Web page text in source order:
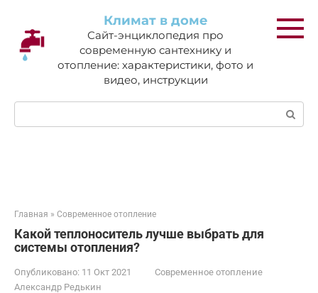
контенту
Климат в доме
Сайт-энциклопедия про
современную сантехнику и
отопление: характеристики, фото и
видео, инструкции
Поиск:
Главная » Современное отопление
Какой теплоноситель лучше выбрать для
системы отопления?
Опубликовано: 11 Окт 2021
Современное отопление
Александр Редькин